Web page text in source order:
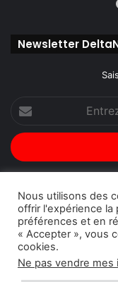
Newsletter
Entrez
votre
adresse
Email
© Copyright 2026,
DeltaPress|
Annonces
Nous utilisons des
offrir l'expérience la
préférences et en
« Accepter », vous
cookies.
Ne pas vendre